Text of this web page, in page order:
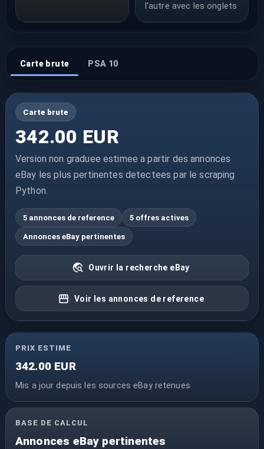
l'autre avec les onglets
Carte brute PSA 10
Carte brute
342.00 EUR
Version non graduee estimee a partir des annonces
eBay les plus pertinentes detectees par le scraping
Python.
5 annonces de reference 5 offres actives
Annonces eBay pertinentes
Ouvrir la recherche eBay
Voir les annonces de reference
PRIX ESTIME
342.00 EUR
Mis a jour depuis les sources eBay retenues
BASE DE CALCUL
Annonces eBay pertinentes